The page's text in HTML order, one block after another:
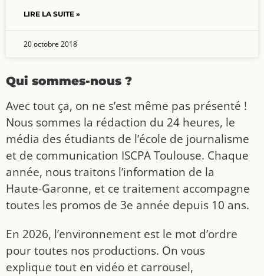
LIRE LA SUITE »
20 octobre 2018
Qui sommes-nous ?
Avec tout ça, on ne s’est même pas présenté !
Nous sommes la rédaction du 24 heures, le
média des étudiants de l’école de journalisme
et de communication ISCPA Toulouse. Chaque
année, nous traitons l’information de la
Haute-Garonne, et ce traitement accompagne
toutes les promos de 3e année depuis 10 ans.
En 2026, l’environnement est le mot d’ordre
pour toutes nos productions. On vous
explique tout en vidéo et carrousel,